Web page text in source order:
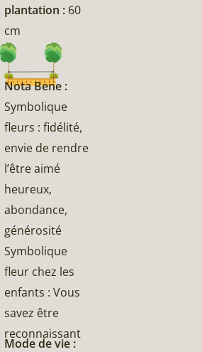
plantation : 60
cm
Nota Bene :
Symbolique
fleurs : fidélité,
envie de rendre
l’être aimé
heureux,
abondance,
générosité
Symbolique
fleur chez les
enfants : Vous
savez être
reconnaissant
Mode de vie :